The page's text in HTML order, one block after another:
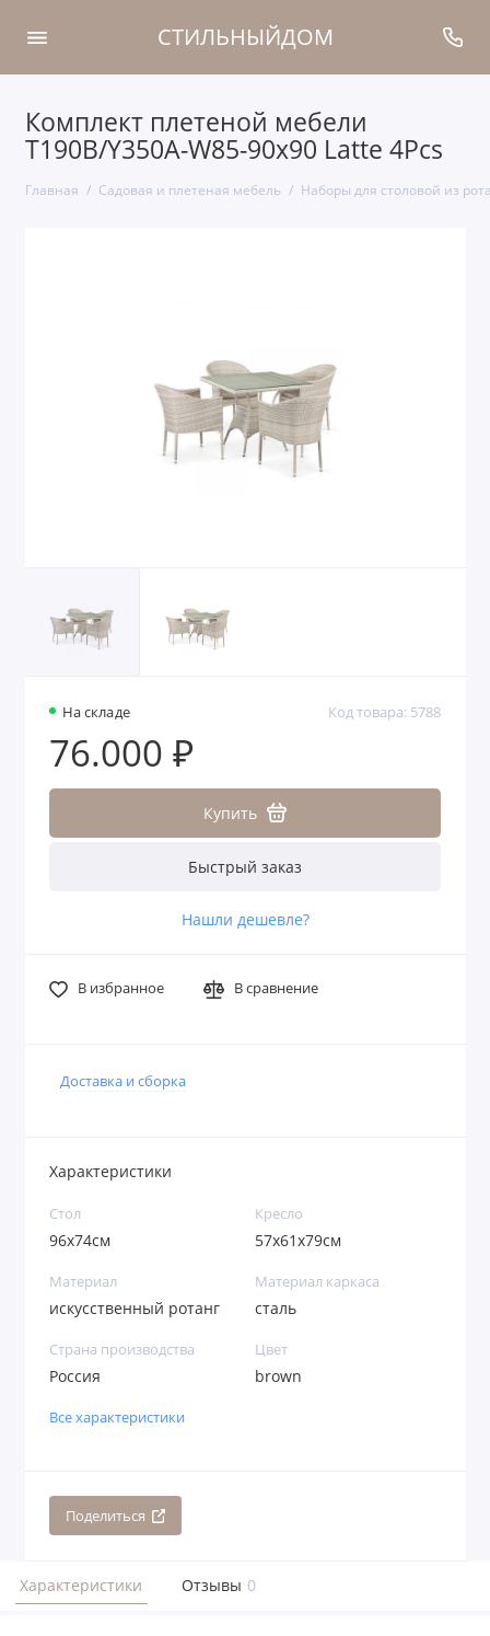
СТИЛЬНЫЙДОМ
Комплект плетеной мебели
T190B/Y350A-W85-90x90 Latte 4Pcs
Главная Садовая и плетеная мебель Наборы для столовой из
На складе Код товара: 5788
76.000 ₽
Купить
Быстрый заказ
Нашли дешевле?
В избранное В сравнение
Доставка и сборка
Характеристики
Стол
96x74см
Кресло
57x61x79см
Материал
искусственный ротанг
Материал каркаса
сталь
Страна производства
Россия
Цвет
brown
Все характеристики
Поделиться
Характеристики Отзывы 0